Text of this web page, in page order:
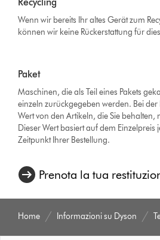
Wenn wir bereits Ihr altes Gerät zum
können wir keine Rückerstattung für
Paket
Maschinen, die als Teil eines Pakets
einzeln zurückgegeben werden. Bei
Wert von den Artikeln, die Sie behalten,
Dieser Wert basiert auf dem Einzelpreis
Zeitpunkt Ihrer Bestellung.
Prenota la tua
Home Informazioni su Dyson